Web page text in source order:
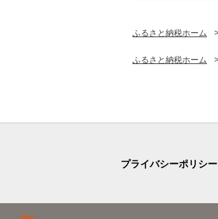
ふるさと納税ホーム
ふるさと納税ホーム
プライバシーポリシー